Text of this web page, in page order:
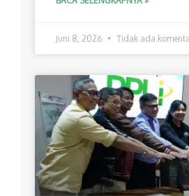
Juni 8, 2026 Tidak ada